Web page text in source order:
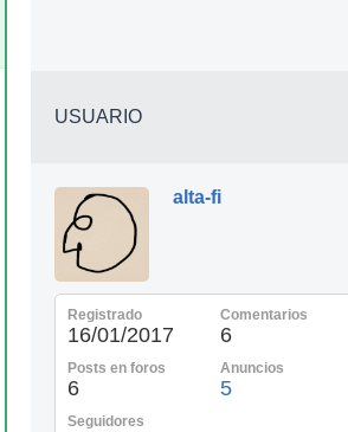
USUARIO
alta-fi
Registrado
16/01/2017
Comentarios
6
Posts en foros
6
Anuncios
5
Seguidores